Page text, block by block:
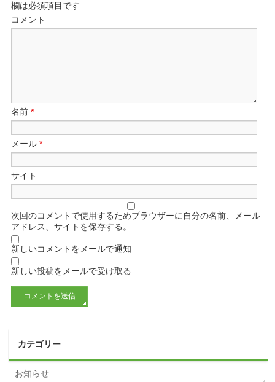
欄は必須項目です
コメント
名前*
メール*
サイト
次回のコメントで使用するためブラウザーに自分の名前、メール
アドレス、サイトを保存する。
新しいコメントをメールで通知
新しい投稿をメールで受け取る
カテゴリー
お知らせ